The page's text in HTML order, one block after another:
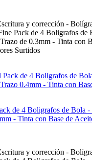
y corrección -
Pack de 4 Boligrafos de
de 0.3mm - Tinta con
Surtidos
de 4 Boligrafos de Bola -
- Tinta con Base de
y corrección -